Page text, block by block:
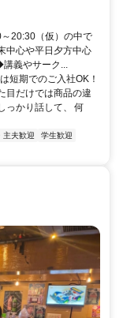
20:30（仮）の中で
中心や平日夕方中心
義やサーク...
短期でのご入社OK！
目だけでは商品の違
っかり話して、 何
主夫歓迎
学生歓迎